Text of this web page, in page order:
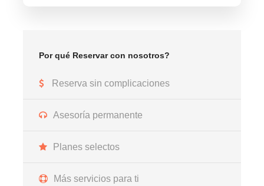
Por qué Reservar con nosotros?
Reserva sin complicaciones
Asesoría permanente
Planes selectos
Más servicios para ti